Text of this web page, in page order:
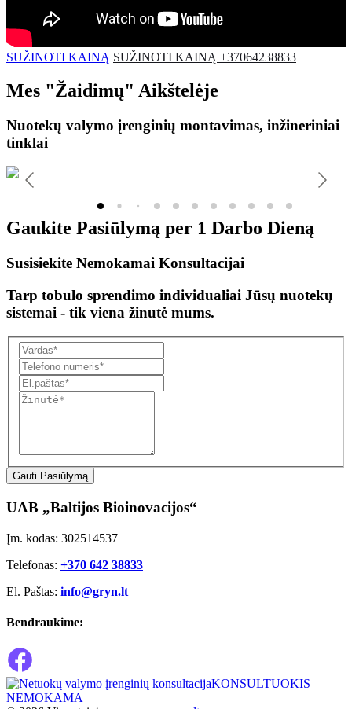
SUŽINOTI KAINĄ SUŽINOTI KAINĄ +37064238833
Mes "Žaidimų" Aikštelėje
Nuotekų valymo įrenginių montavimas, inžineriniai
tinklai
Gaukite Pasiūlymą per 1 Darbo Dieną
Susisiekite Nemokamai Konsultacijai
Tarp tobulo sprendimo individualiai Jūsų nuotekų
sistemai - tik viena žinutė mums.
Gauti Pasiūlymą
UAB „Baltijos Bioinovacijos“
Įm. kodas: 302514537
Telefonas: +370 642 38833
El. Paštas: info@gryn.lt
Bendraukime:
KONSULTUOKIS
NEMOKAMA